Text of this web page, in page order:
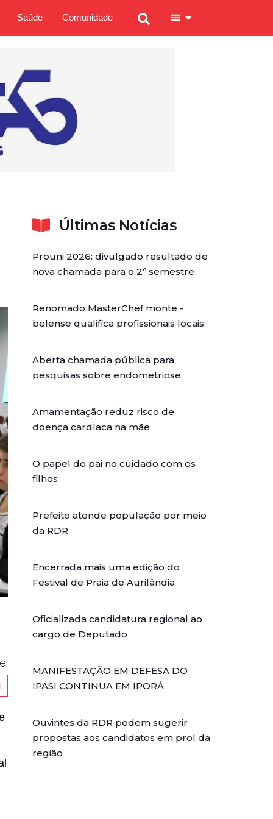
Saúde Comunidade
Últimas Notícias
Prouni 2026: divulgado resultado de
nova chamada para o 2º semestre
Renomado MasterChef monte -
belense qualifica profissionais locais
Aberta chamada pública para
pesquisas sobre endometriose
Amamentação reduz risco de
doença cardíaca na mãe
O papel do pai no cuidado com os
filhos
Prefeito atende população por meio
da RDR
Encerrada mais uma edição do
Festival de Praia de Aurilândia
Oficializada candidatura regional ao
cargo de Deputado
MANIFESTAÇÃO EM DEFESA DO
IPASI CONTINUA EM IPORÁ
Ouvintes da RDR podem sugerir
propostas aos candidatos em prol da
região